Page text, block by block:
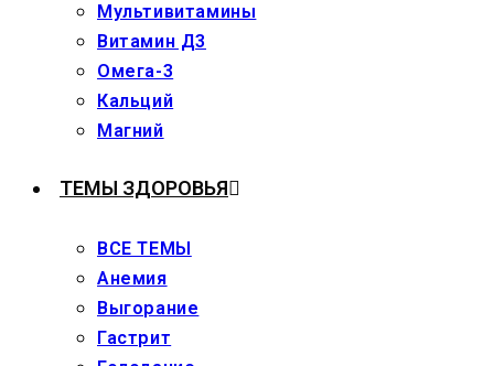
Мультивитамины
Витамин Д3
Омега-3
Кальций
Магний
ТЕМЫ ЗДОРОВЬЯ
ВСЕ ТЕМЫ
Анемия
Выгорание
Гастрит